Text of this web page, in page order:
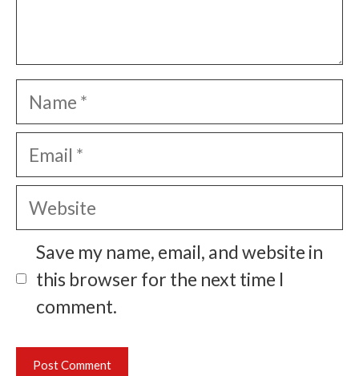
Name
Email
Website
Save my name, email, and website in
this browser for the next time I
comment.